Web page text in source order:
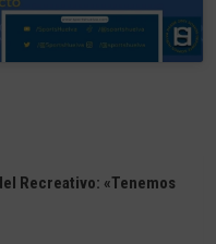
Recreativo: «Tenemos